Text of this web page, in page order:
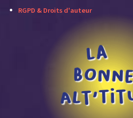
RGPD & Droits d'auteur